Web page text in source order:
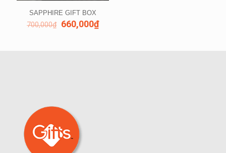
SAPPHIRE GIFT BOX
700,000₫ 660,000₫